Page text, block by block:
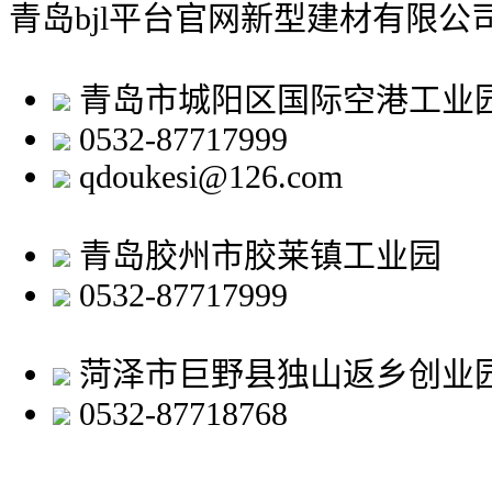
青岛bjl平台官网新型建材有限公
青岛市城阳区国际空港工业
0532-87717999
qdoukesi@126.com
青岛胶州市胶莱镇工业园
0532-87717999
菏泽市巨野县独山返乡创业
0532-87718768